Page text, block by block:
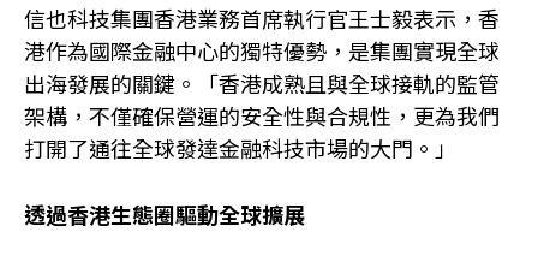
信也科技集團香港業務首席執行官王士毅表示，香
港作為國際金融中心的獨特優勢，是集團實現全球
出海發展的關鍵。「香港成熟且與全球接軌的監管
架構，不僅確保營運的安全性與合規性，更為我們
打開了通往全球發達金融科技市場的大門。」
透過香港生態圈驅動全球擴展